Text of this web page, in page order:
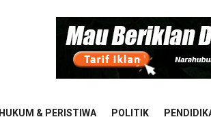
HUKUM & PERISTIWA POLITIK